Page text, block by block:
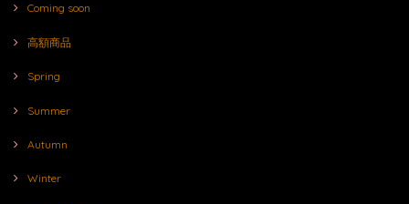
Coming soon
高額商品
Spring
Summer
Autumn
Winter